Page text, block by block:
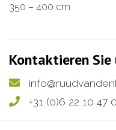
350 – 400 cm
Kontaktieren
+31 (0)6 22 10 47